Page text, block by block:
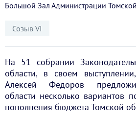
Большой Зал Администрации
Созыв VI
На 51 собрании
области, в своем
Алексей Фёдоров
области несколько вариантов
пополнения бюджета Томской